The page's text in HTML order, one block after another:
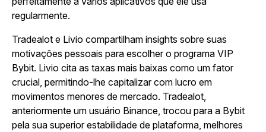
regularmente.
Tradealot e Livio compartilham insights sobre suas
motivações pessoais para escolher o programa VIP
Bybit. Livio cita as taxas mais baixas como um fator
crucial, permitindo-lhe capitalizar com lucro em
movimentos menores de mercado. Tradealot,
anteriormente um usuário Binance, trocou para a Bybit
pela sua superior estabilidade de plataforma, melhores